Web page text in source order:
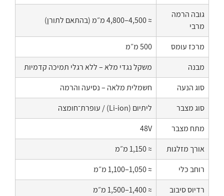
גובה הרמה
מרבי
≈ 4,500–4,800 מ״מ (בהתאם לתורן)
מרכז עומס
500 מ״מ
מבנה
משקל נגדי מלא – ללא רגלי תמיכה קדמיות
סוג הנעה
חשמלית מלאה – נסיעה והרמה
סוג מצבר
ליתיום (Li-ion) / עופרת־חומצה
מתח מצבר
48V
אורך מזלגות
≈ 1,150 מ״מ
רוחב כלי
≈ 1,050–1,100 מ״מ
רדיוס סיבוב
≈ 1,400–1,500 מ״מ